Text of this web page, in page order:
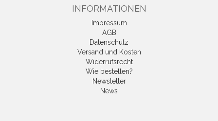
INFORMATIONEN
Impressum
AGB
Datenschutz
Versand und Kosten
Widerrufsrecht
Wie bestellen?
Newsletter
News